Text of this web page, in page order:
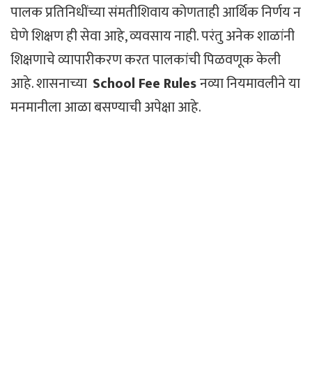
पालक प्रतिनिधींच्या संमतीशिवाय कोणताही आर्थिक निर्णय न
घेणे शिक्षण ही सेवा आहे, व्यवसाय नाही. परंतु अनेक शाळांनी
शिक्षणाचे व्यापारीकरण करत पालकांची पिळवणूक केली
आहे. शासनाच्या School Fee Rulesनव्या नियमावलीने या
मनमानीला आळा बसण्याची अपेक्षा आहे.